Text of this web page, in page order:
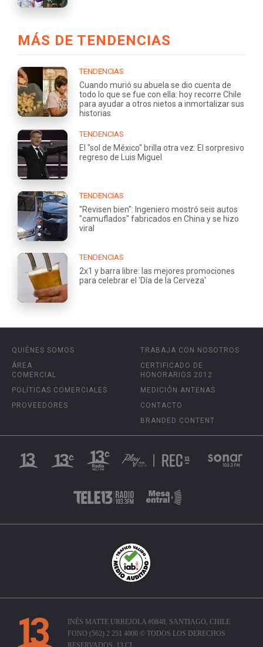
MÁS DE TENDENCIAS
TENDENCIAS
Cuando murió su abuela se dio cuenta de
todo lo que se fue con ella: hoy recorre Chile
para ayudar a otros nietos a inmortalizar sus
historias
TENDENCIAS
El "sol de México" brilla otra vez: El sorpresivo
regreso de Luis Miguel
TENDENCIAS
"Revisen bien": Ingeniero mostró seis autos
"camuflados" fabricados en China y se hizo
viral
TENDENCIAS
2x1 y barra libre: las mejores promociones
para celebrar el 'Día de la Cerveza'
QUIÉNES SOMOS
ÁREA
COMERCIAL
POLÍTICAS COMERCIALES
PROVEEDORES
TRABAJA CON NOSOTROS
CERTIFICADO DE
HONORARIOS 2012
MEDICIÓN ANTENAS
CONTACTO
BRANDED CONTENT
INÉS MATTE URREJOLA #0848, SANTIAGO, CHILE
FONO (562) 2 251 4000 © TODOS LOS DERECHOS
RESERVADOS. 13.CL